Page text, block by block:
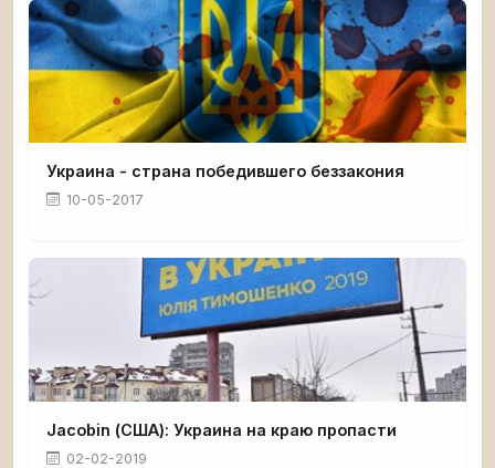
Украина - страна победившего беззакония
10-05-2017
Jacobin (США): Украина на краю пропасти
02-02-2019